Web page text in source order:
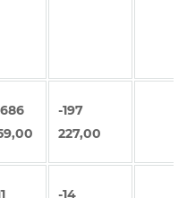
-197
227,00
-14